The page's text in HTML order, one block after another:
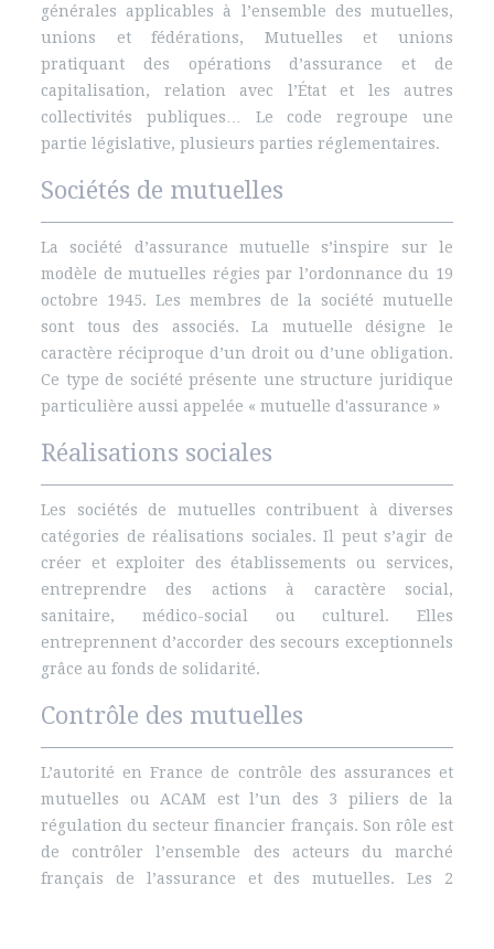
générales applicables à l’ensemble des mutuelles,
unions et fédérations, Mutuelles et unions
pratiquant des opérations d’assurance et de
capitalisation, relation avec l’État et les autres
collectivités publiques… Le code regroupe une
partie législative, plusieurs parties réglementaires.
Sociétés de mutuelles
La société d’assurance mutuelle s’inspire sur le
modèle de mutuelles régies par l’ordonnance du 19
octobre 1945. Les membres de la société mutuelle
sont tous des associés. La mutuelle désigne le
caractère réciproque d’un droit ou d’une obligation.
Ce type de société présente une structure juridique
particulière aussi appelée « mutuelle d'assurance »
Réalisations sociales
Les sociétés de mutuelles contribuent à diverses
catégories de réalisations sociales. Il peut s’agir de
créer et exploiter des établissements ou services,
entreprendre des actions à caractère social,
sanitaire, médico-social ou culturel. Elles
entreprennent d’accorder des secours exceptionnels
grâce au fonds de solidarité.
Contrôle des mutuelles
L’autorité en France de contrôle des assurances et
mutuelles ou ACAM est l’un des 3 piliers de la
régulation du secteur financier français. Son rôle est
de contrôler l’ensemble des acteurs du marché
français de l’assurance et des mutuelles. Les 2